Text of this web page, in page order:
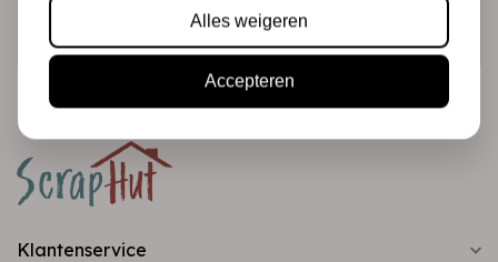
Klantenservice
Alles weigeren
Accepteren